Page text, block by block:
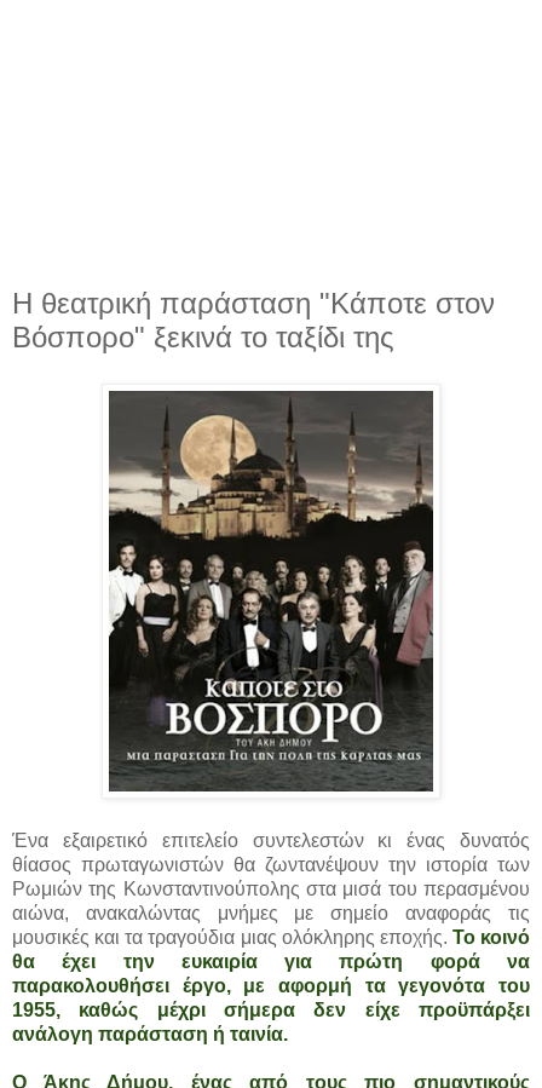
Η θεατρική παράσταση "Κάποτε στον
Βόσπορο" ξεκινά το ταξίδι της
Ένα εξαιρετικό επιτελείο συντελεστών κι ένας δυνατός
θίασος πρωταγωνιστών θα ζωντανέψουν την ιστορία των
Ρωμιών της Κωνσταντινούπολης στα μισά του περασμένου
αιώνα, ανακαλώντας μνήμες με σημείο αναφοράς τις
μουσικές και τα τραγούδια μιας ολόκληρης εποχής. Το κοινό
θα έχει την ευκαιρία για πρώτη φορά να
παρακολουθήσει έργο, με αφορμή τα γεγονότα του
1955, καθώς μέχρι σήμερα δεν είχε προϋπάρξει
ανάλογη παράσταση ή ταινία.
Ο Άκης Δήμου, ένας από τους πιο σημαντικούς